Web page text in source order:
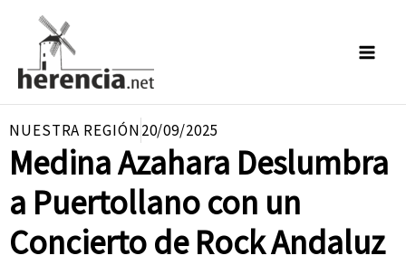
contenido
NUESTRA REGIÓN20/09/2025
Medina Azahara Deslumbra
a Puertollano con un
Concierto de Rock Andaluz